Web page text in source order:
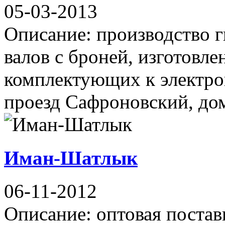
05-03-2013
Описание: производство
валов с броней,
комплектующих к
проезд Сафроновский,
Иман-Шатлык
06-11-2012
Описание: оптовая